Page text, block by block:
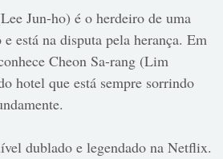
Jun-ho) é o herdeiro de uma
está na disputa pela herança. Em
Cheon Sa-rang (Lim
hotel que está sempre sorrindo
dublado e legendado na Netflix.